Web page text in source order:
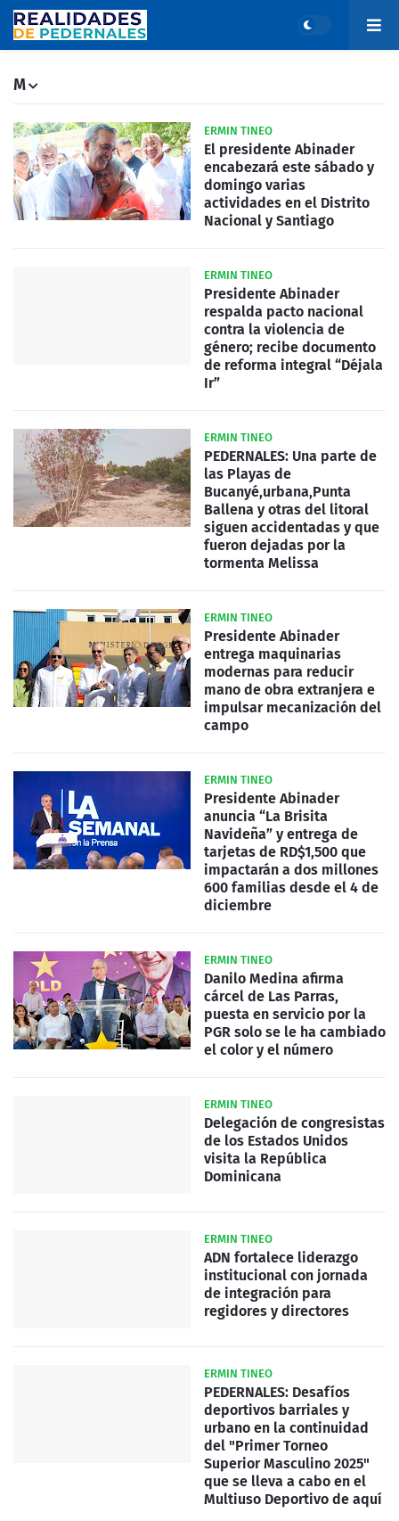
M
ERMIN TINEO
El presidente Abinader
encabezará este sábado y
domingo varias
actividades en el Distrito
Nacional y Santiago
ERMIN TINEO
Presidente Abinader
respalda pacto nacional
contra la violencia de
género; recibe documento
de reforma integral “Déjala
Ir”
ERMIN TINEO
PEDERNALES: Una parte de
las Playas de
Bucanyé,urbana,Punta
Ballena y otras del litoral
siguen accidentadas y que
fueron dejadas por la
tormenta Melissa
ERMIN TINEO
Presidente Abinader
entrega maquinarias
modernas para reducir
mano de obra extranjera e
impulsar mecanización del
campo
ERMIN TINEO
Presidente Abinader
anuncia “La Brisita
Navideña” y entrega de
tarjetas de RD$1,500 que
impactarán a dos millones
600 familias desde el 4 de
diciembre
ERMIN TINEO
Danilo Medina afirma
cárcel de Las Parras,
puesta en servicio por la
PGR solo se le ha cambiado
el color y el número
ERMIN TINEO
Delegación de congresistas
de los Estados Unidos
visita la República
Dominicana
ERMIN TINEO
ADN fortalece liderazgo
institucional con jornada
de integración para
regidores y directores
ERMIN TINEO
PEDERNALES: Desafíos
deportivos barriales y
urbano en la continuidad
del "Primer Torneo
Superior Masculino 2025"
que se lleva a cabo en el
Multiuso Deportivo de aquí